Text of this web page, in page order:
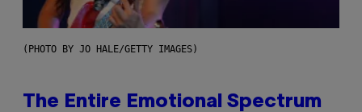
(PHOTO BY JO HALE/GETTY IMAGES)
The Entire Emotional Spectrum